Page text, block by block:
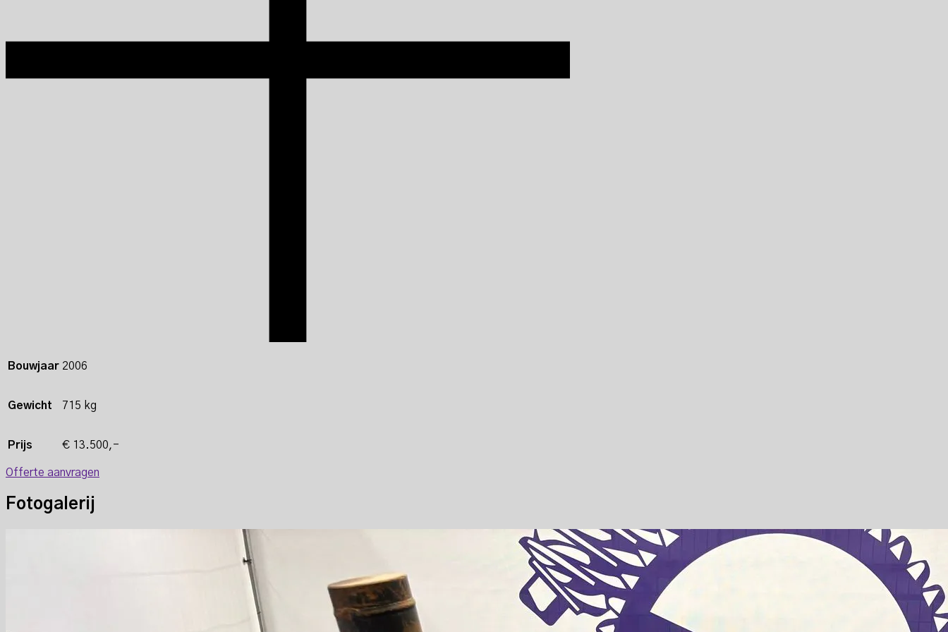
Bouwjaar 2006
Gewicht 715 kg
Prijs € 13.500,-
Offerte aanvragen
Fotogalerij